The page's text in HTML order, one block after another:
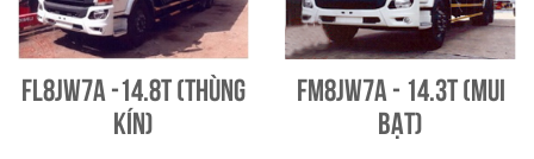
FL8JW7A -14.8T (Thùng
kín)
FM8JW7A - 14.3T (Mui
bạt)